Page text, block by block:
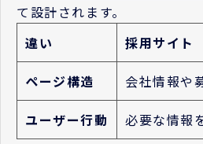
て設計されます。
違い
採用サイト
ページ構造 会社情報や
ユーザー行動 必要な情報